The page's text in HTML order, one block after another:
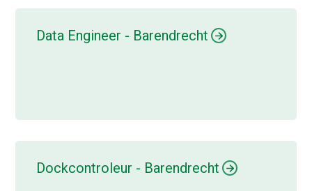
Data Engineer - Barendrecht
Dockcontroleur - Barendrecht